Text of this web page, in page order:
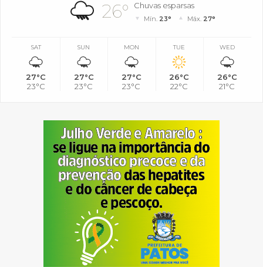
26° Chuvas esparsas
Mín. 23° Máx. 27°
SAT
27°C
23°C
SUN
27°C
23°C
MON
27°C
23°C
TUE
26°C
22°C
WED
26°C
21°C